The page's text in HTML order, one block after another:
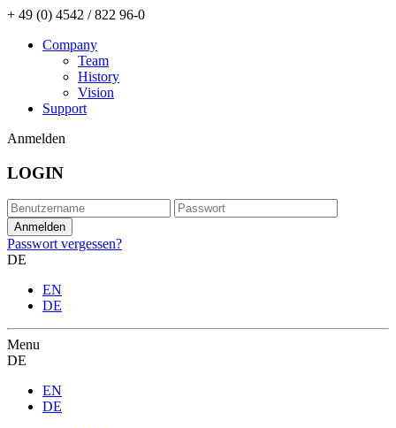
+ 49 (0) 4542 / 822 96-0
Company
Team
History
Vision
Support
Anmelden
LOGIN
Passwort vergessen?
DE
EN
DE
Menu
DE
EN
DE